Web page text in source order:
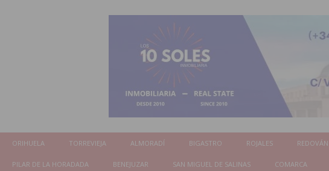
ORIHUELA TORREVIEJA ALMORADÍ BIGASTRO ROJALES REDOVÁN
PILAR DE LA HORADADA BENEJUZAR SAN MIGUEL DE SALINAS COMARCA